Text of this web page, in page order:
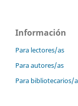
Información
Para lectores/as
Para autores/as
Para bibliotecarios/